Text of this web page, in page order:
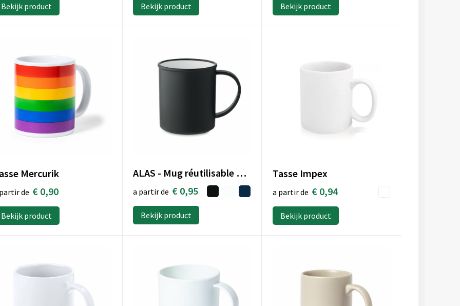
Bekijk product Bekijk product Bekijk product
Mercurik
de € 0,90
Bekijk product
ALAS - Mug réutilisable 300 ml
a partir de € 0,95
Bekijk product
Tasse Impex
a partir de € 0,94
Bekijk product